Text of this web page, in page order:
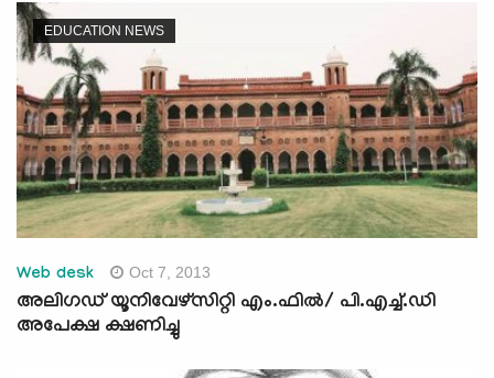
EDUCATION NEWS
Web desk Oct 7, 2013
അലിഗഡ് യൂനിവേഴ്സിറ്റി എം.ഫില്‍/ പി.എച്ച്.ഡി
അപേക്ഷ ക്ഷണിച്ചു